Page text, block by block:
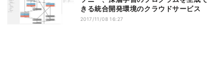
きる統合開発環境のクラウドサービス
2017/11/08 16:27